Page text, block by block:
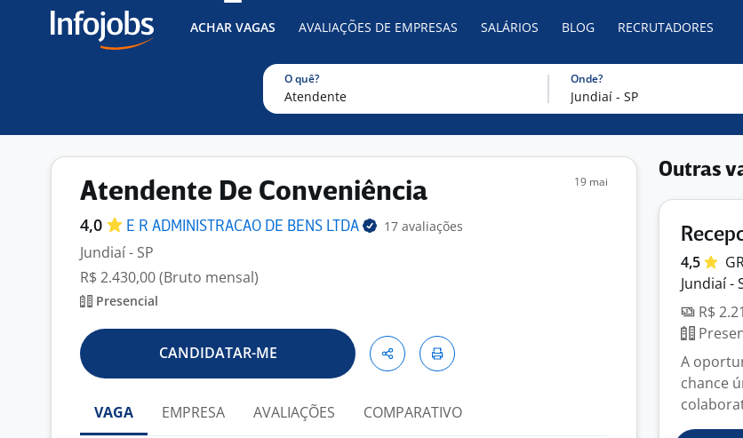
ACHAR VAGAS AVALIAÇÕES DE EMPRESAS SALÁRIOS BLOG RECRUTADORES
O quê? Onde?
Atendente De Conveniência
4,0 E R ADMINISTRACAO DE BENS LTDA 17 avaliações
Jundiaí - SP
R$ 2.430,00 (Bruto mensal)
Presencial
19 mai
CANDIDATAR-ME
VAGA EMPRESA AVALIAÇÕES COMPARATIVO
Outras
4,5
Jundiaí -
R$
A
chance